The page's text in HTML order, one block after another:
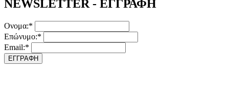
NEWSLETTER - ΕΓΓΡΑΦΗ
Ονομα:*
Επώνυμο:*
Email:*
ΕΓΓΡΑΦΗ